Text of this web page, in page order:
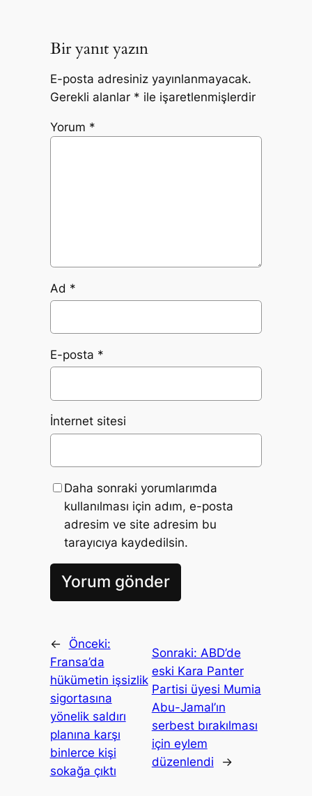
Bir yanıt yazın
E-posta adresiniz yayınlanmayacak.
Gerekli alanlar * ile işaretlenmişlerdir
Yorum *
Ad *
E-posta *
İnternet sitesi
Daha sonraki yorumlarımda
kullanılması için adım, e-posta
adresim ve site adresim bu
tarayıcıya kaydedilsin.
←
Önceki:
Fransa’da
hükümetin işsizlik
sigortasına
yönelik saldırı
planına karşı
binlerce kişi
sokağa çıktı
Sonraki: ABD’de
eski Kara Panter
Partisi üyesi Mumia
Abu-Jamal’ın
serbest bırakılması
için eylem
düzenlendi
→